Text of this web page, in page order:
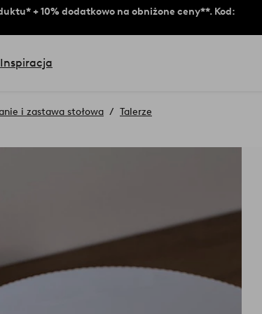
+ 10% dodatkowo na obniżone ceny**. Kod:
Inspiracja
i zastawa stołowa Talerze